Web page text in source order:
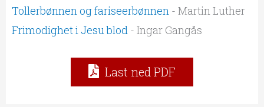
Tollerbønnen og fariseerbønnen - Martin Luther
Frimodighet i Jesu blod - Ingar Gangås
Last ned PDF